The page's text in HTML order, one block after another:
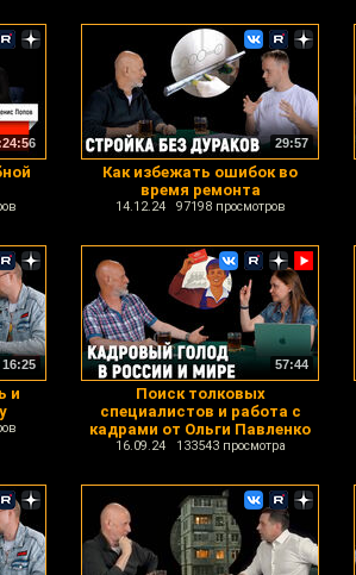
29:57
Как избежать ошибок во
время ремонта
14.12.24 97198 просмотров
16:25
и
57:44
Поиск толковых
специалистов и работа с
кадрами от Ольги Павленко
16.09.24 133543 просмотра